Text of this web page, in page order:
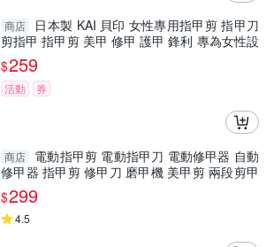
商店
日本製 KAI 貝印 女性專用指甲剪 指甲刀
剪指甲 指甲剪 美甲 修甲 護甲 鋒利 專為女性設
計 指甲剪
$259
活動 券
商店
電動指甲剪 電動指甲刀 電動修甲器 自動
修甲器 指甲剪 修甲刀 磨甲機 美甲剪 兩段剪甲
模式
$299
4.5